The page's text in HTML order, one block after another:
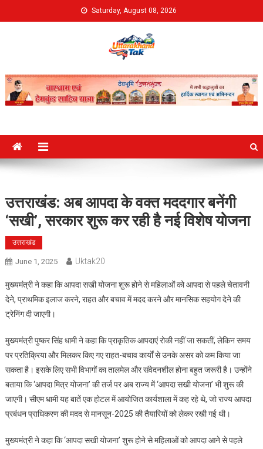
to
Saturday, August 08, 2026
Uttarakhand Tak
उत्तराखंड: अब आपदा के वक्त मददगार बनेंगी
‘सखी’, सरकार शुरू कर रही है नई विशेष योजना
उत्तराखंड
June 1, 2025 Uktak20
मुख्यमंत्री ने कहा कि आपदा सखी योजना शुरू होने से महिलाओं को आपदा से पहले चेतावनी
देने, प्राथमिक इलाज करने, राहत और बचाव में मदद करने और मानसिक सहयोग देने की
ट्रेनिंग दी जाएगी।
मुख्यमंत्री पुष्कर सिंह धामी ने कहा कि प्राकृतिक आपदाएं रोकी नहीं जा सकतीं, लेकिन समय
पर प्रतिक्रिया और मिलकर किए गए राहत-बचाव कार्यों से उनके असर को कम किया जा
सकता है। इसके लिए सभी विभागों का तालमेल और संवेदनशील होना बहुत जरूरी है। उन्होंने
बताया कि ‘आपदा मित्र योजना’ की तर्ज पर अब राज्य में ‘आपदा सखी योजना’ भी शुरू की
जाएगी। सीएम धामी यह बातें एक होटल में आयोजित कार्यशाला में कह रहे थे, जो राज्य आपदा
प्रबंधन प्राधिकरण की मदद से मानसून-2025 की तैयारियों को लेकर रखी गई थी।
मुख्यमंत्री ने कहा कि ‘आपदा सखी योजना’ शुरू होने से महिलाओं को आपदा आने से पहले